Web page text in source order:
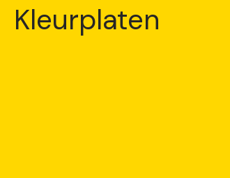
Kleurplaten